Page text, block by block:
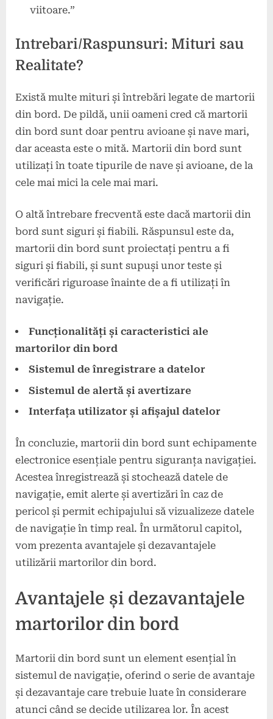
viitoare.”
Intrebari/Raspunsuri: Mituri sau
Realitate?
Există multe mituri și întrebări legate de martorii
din bord. De pildă, unii oameni cred că martorii
din bord sunt doar pentru avioane și nave mari,
dar aceasta este o mită. Martorii din bord sunt
utilizați în toate tipurile de nave și avioane, de la
cele mai mici la cele mai mari.
O altă întrebare frecventă este dacă martorii din
bord sunt siguri și fiabili. Răspunsul este da,
martorii din bord sunt proiectați pentru a fi
siguri și fiabili, și sunt supuși unor teste și
verificări riguroase înainte de a fi utilizați în
navigație.
Funcționalități și caracteristici ale
martorilor din bord
Sistemul de înregistrare a datelor
Sistemul de alertă și avertizare
Interfața utilizator și afișajul datelor
În concluzie, martorii din bord sunt echipamente
electronice esențiale pentru siguranța navigației.
Acestea înregistrează și stochează datele de
navigație, emit alerte și avertizări în caz de
pericol și permit echipajului să vizualizeze datele
de navigație în timp real. În următorul capitol,
vom prezenta avantajele și dezavantajele
utilizării martorilor din bord.
Avantajele și dezavantajele
martorilor din bord
Martorii din bord sunt un element esențial în
sistemul de navigație, oferind o serie de avantaje
și dezavantaje care trebuie luate în considerare
atunci când se decide utilizarea lor. În acest